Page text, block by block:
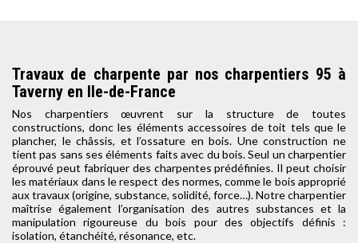
Travaux de charpente par nos charpentiers 95 à
Taverny en Ile-de-France
Nos charpentiers œuvrent sur la structure de toutes
constructions, donc les éléments accessoires de toit tels que le
plancher, le châssis, et l’ossature en bois. Une construction ne
tient pas sans ses éléments faits avec du bois. Seul un charpentier
éprouvé peut fabriquer des charpentes prédéfinies. Il peut choisir
les matériaux dans le respect des normes, comme le bois approprié
aux travaux (origine, substance, solidité, force…). Notre charpentier
maîtrise également l’organisation des autres substances et la
manipulation rigoureuse du bois pour des objectifs définis :
isolation, étanchéité, résonance, etc.